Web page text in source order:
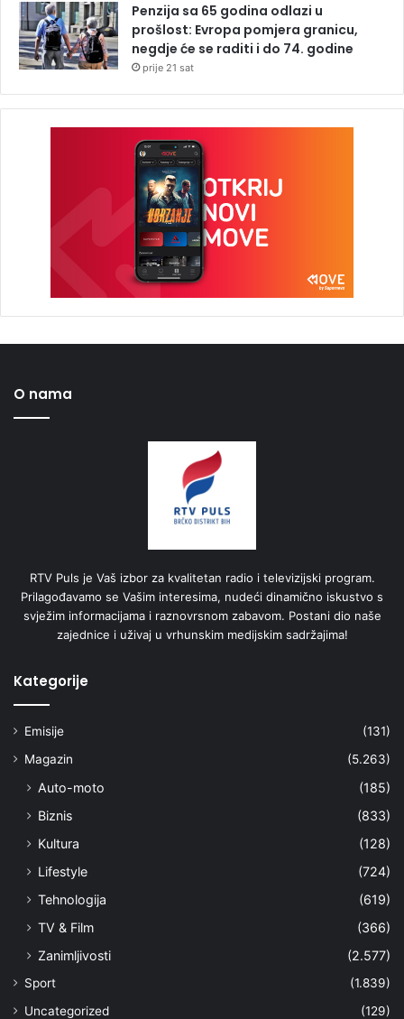
Penzija sa 65 godina odlazi u
prošlost: Evropa pomjera granicu,
negdje će se raditi i do 74. godine
prije 21 sat
O nama
RTV Puls je Vaš izbor za kvalitetan radio i televizijski program.
Prilagođavamo se Vašim interesima, nudeći dinamično iskustvo s
svježim informacijama i raznovrsnom zabavom. Postani dio naše
zajednice i uživaj u vrhunskim medijskim sadržajima!
Kategorije
Emisije
(131)
Magazin
(5.263)
Auto-moto
(185)
Biznis
(833)
Kultura
(128)
Lifestyle
(724)
Tehnologija
(619)
TV & Film
(366)
Zanimljivosti
(2.577)
Sport
(1.839)
Uncategorized
(129)